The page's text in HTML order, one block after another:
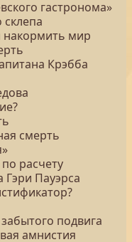
гастронома»
накормить мир
Крэбба
смерть
расчету
Пауэрса
подвига
амнистия